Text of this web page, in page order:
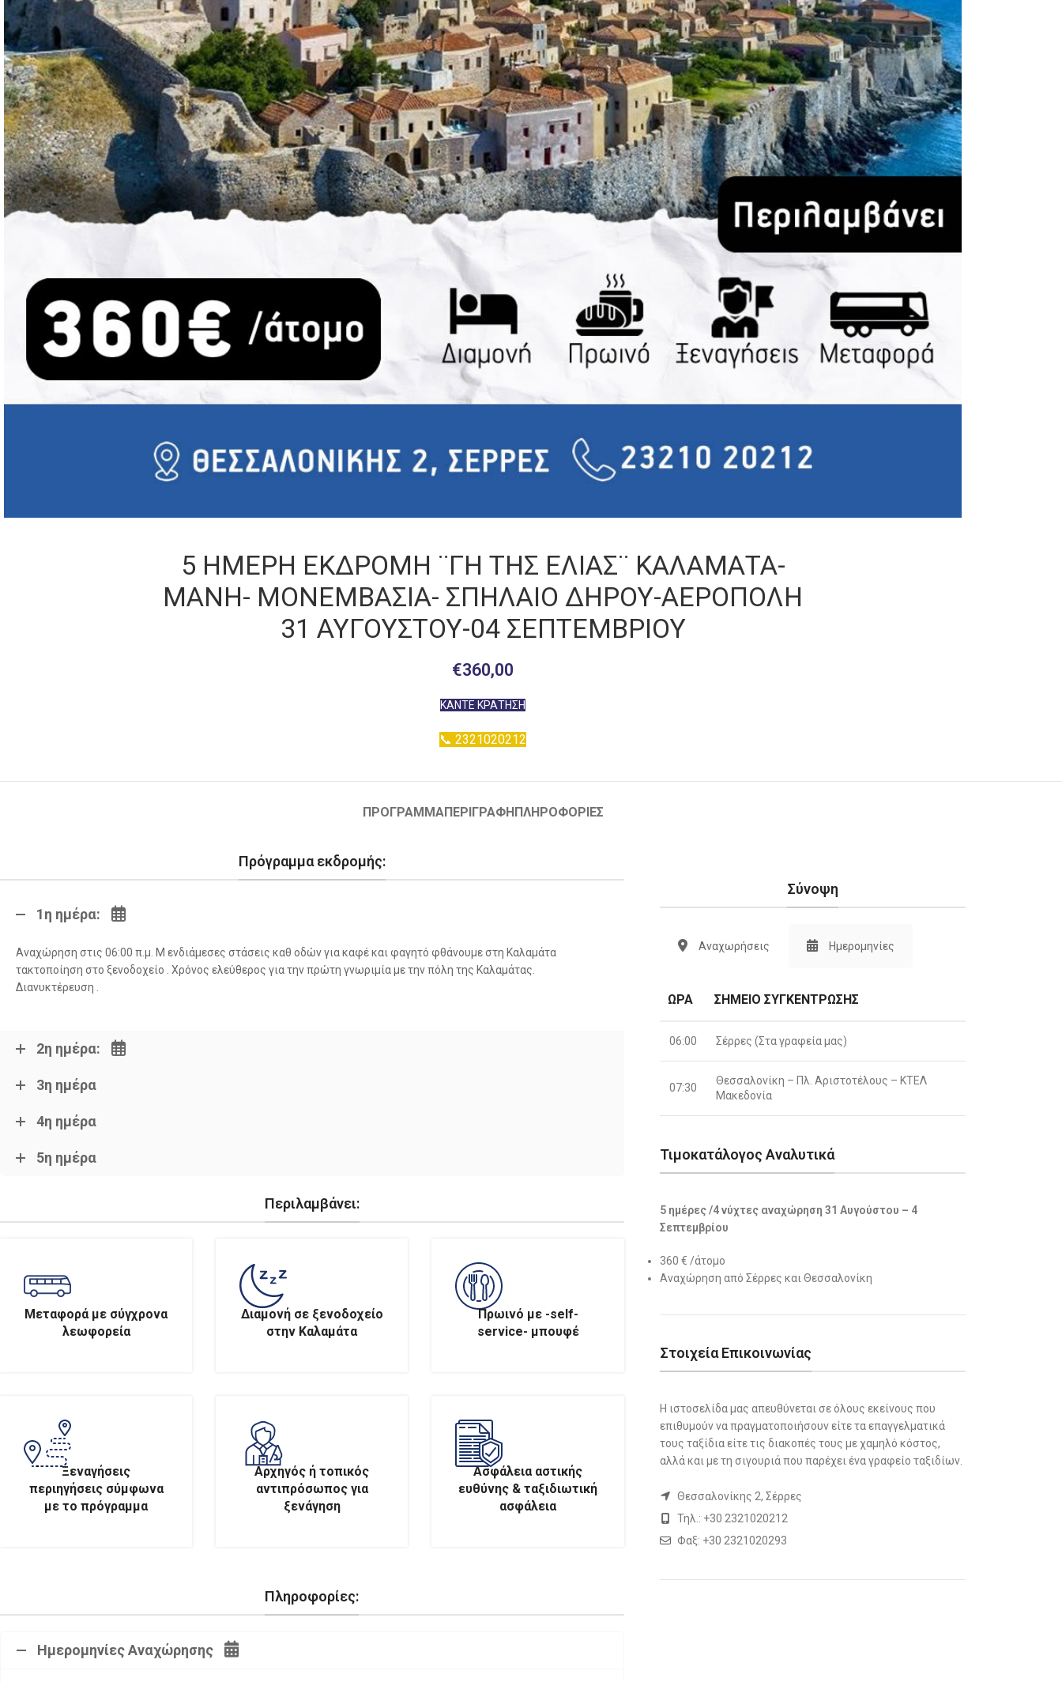
5 ΗΜΕΡΗ ΕΚΔΡΟΜΗ ¨ΓΗ ΤΗΣ ΕΛΙΑΣ¨ KΑΛΑΜΑΤΑ-
ΜΑΝΗ- ΜΟΝΕΜΒΑΣΙΑ- ΣΠΗΛΑΙΟ ΔΗΡΟΥ-ΑΕΡΟΠΟΛΗ
31 ΑΥΓΟΥΣΤΟΥ-04 ΣΕΠΤΕΜΒΡΙΟΥ
€360,00
ΚΑΝΤΕ ΚΡΑΤΗΣΗ
📞 2321020212
ΠΡΟΓΡΑΜΜΑΠΕΡΙΓΡΑΦΗΠΛΗΡΟΦΟΡΙΕΣ
Πρόγραμμα εκδρομής:
1η ημέρα:
Αναχώρηση στις 06:00 π.μ. Μ ενδιάμεσες στάσεις καθ οδών για καφέ και φαγητό φθάνουμε στη Καλαμάτα
τακτοποίηση στο ξενοδοχείο . Χρόνος ελεύθερος για την πρώτη γνωριμία με την πόλη της Καλαμάτας.
Διανυκτέρευση .
2η ημέρα:
3η ημέρα
4η ημέρα
5η ημέρα
Περιλαμβάνει:
Μεταφορά με σύγχρονα
λεωφορεία
Διαμονή σε ξενοδοχείο
στην Καλαμάτα
Πρωινό με -self-
service- μπουφέ
Ξεναγήσεις
περιηγήσεις σύμφωνα
με το πρόγραμμα
Αρχηγός ή τοπικός
αντιπρόσωπος για
ξενάγηση
Ασφάλεια αστικής
ευθύνης & ταξιδιωτική
ασφάλεια
Πληροφορίες:
Ημερομηνίες Αναχώρησης
Σύνοψη
Αναχωρήσεις Ημερομηνίες
ΏΡΑ ΣΗΜΕΊΟ ΣΥΓΚΈΝΤΡΩΣΗΣ
06:00 Σέρρες (Στα γραφεία μας)
07:30
Θεσσαλονίκη – Πλ. Αριστοτέλους – ΚΤΕΛ
Μακεδονία
Τιμοκατάλογος Αναλυτικά
5 ημέρες /4 νύχτες αναχώρηση 31 Αυγούστου – 4
Σεπτεμβρίου
360 € /άτομο
Αναχώρηση από Σέρρες και Θεσσαλονίκη
Στοιχεία Επικοινωνίας
Η ιστοσελίδα μας απευθύνεται σε όλους εκείνους που
επιθυμούν να πραγματοποιήσουν είτε τα επαγγελματικά
τους ταξίδια είτε τις διακοπές τους με χαμηλό κόστος,
αλλά και με τη σιγουριά που παρέχει ένα γραφείο ταξιδίων.
Θεσσαλονίκης 2, Σέρρες
Τηλ.: +30 2321020212
Φαξ: +30 2321020293